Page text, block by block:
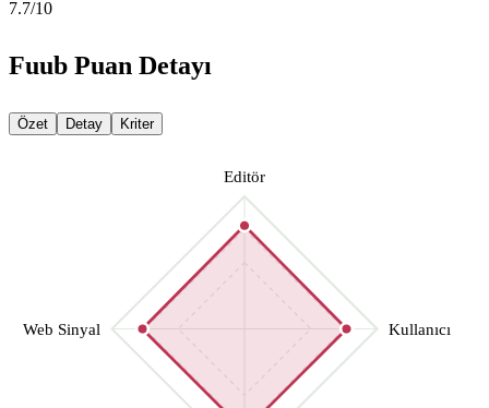
7.7/10
Fuub Puan Detayı
Özet Detay Kriter
Editör
Kullanıcı
Web Sinyal